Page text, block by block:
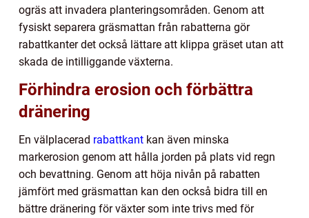
ogräs att invadera planteringsområden. Genom att
fysiskt separera gräsmattan från rabatterna gör
rabattkanter det också lättare att klippa gräset utan att
skada de intilliggande växterna.
Förhindra erosion och förbättra
dränering
En välplacerad rabattkant kan även minska
markerosion genom att hålla jorden på plats vid regn
och bevattning. Genom att höja nivån på rabatten
jämfört med gräsmattan kan den också bidra till en
bättre dränering för växter som inte trivs med för